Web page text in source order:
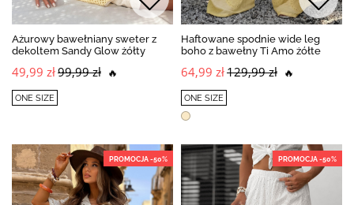
Ażurowy bawełniany sweter z
dekoltem Sandy Glow żółty
49,99 zł99,99 zł 🔥
ONE SIZE
Haftowane spodnie wide leg
boho z bawełny Ti Amo żółte
64,99 zł129,99 zł 🔥
ONE SIZE
PROMOCJA -50% PROMOCJA -50%